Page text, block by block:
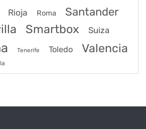
Rioja Roma Santander
Smartbox Suiza
Tenerife Toledo Valencia